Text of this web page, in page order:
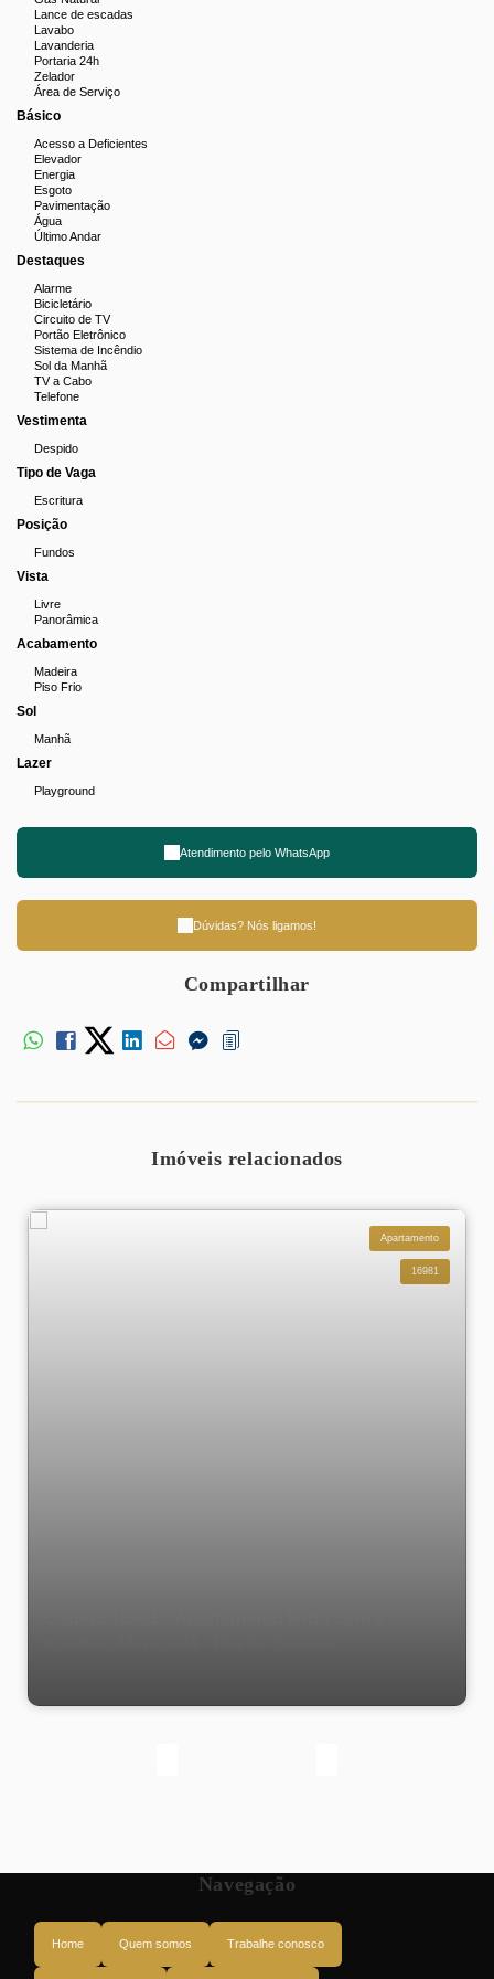
Lance de escadas
Lavabo
Lavanderia
Portaria 24h
Zelador
Área de Serviço
Básico
Acesso a Deficientes
Elevador
Energia
Esgoto
Pavimentação
Água
Último Andar
Destaques
Alarme
Bicicletário
Circuito de TV
Portão Eletrônico
Sistema de Incêndio
Sol da Manhã
TV a Cabo
Telefone
Vestimenta
Despido
Tipo de Vaga
Escritura
Posição
Fundos
Vista
Livre
Panorâmica
Acabamento
Madeira
Piso Frio
Sol
Manhã
Lazer
Playground
Atendimento pelo WhatsApp
Dúvidas? Nós ligamos!
Compartilhar
Imóveis relacionados
Apartamento
16981
Navegação
Home Quem somos Trabalhe conosco